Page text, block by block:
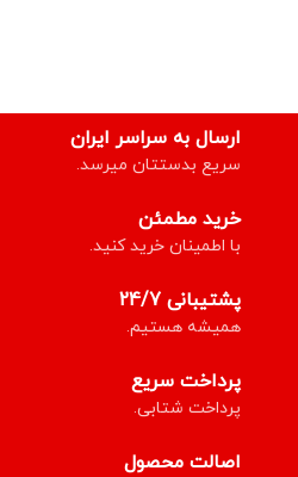
ارسال به سراسر ایران
سریع بدستتان میرسد.
خرید مطمئن
با اطمینان خرید کنید.
پشتیبانی 24/7
همیشه هستیم.
پرداخت سریع
پرداخت شتابی.
اصالت محصول